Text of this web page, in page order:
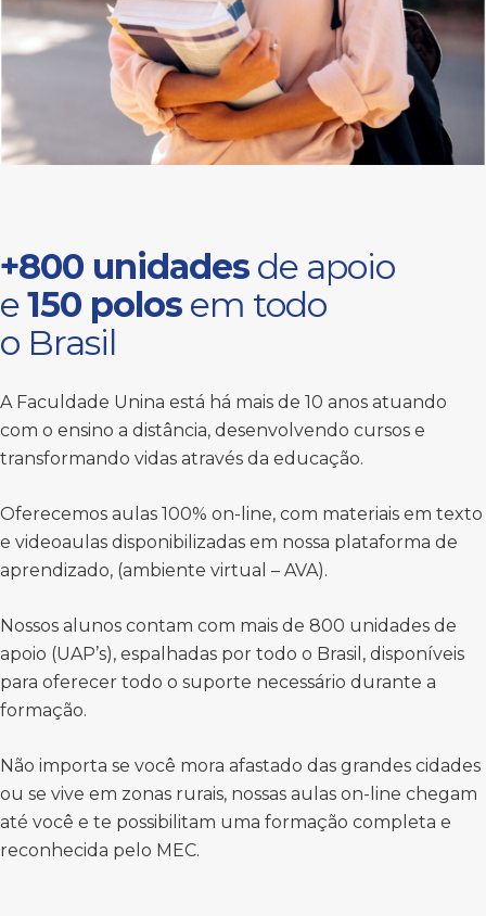
+800 unidades de apoio
e150 polos em todo
o Brasil
A Faculdade Unina está há mais de 10 anos atuando
com o ensino a distância, desenvolvendo cursos e
transformando vidas através da educação.
Oferecemos aulas 100% on-line, com materiais em texto
e videoaulas disponibilizadas em nossa plataforma de
aprendizado, (ambiente virtual – AVA).
Nossos alunos contam com mais de 800 unidades de
apoio (UAP’s), espalhadas por todo o Brasil, disponíveis
para oferecer todo o suporte necessário durante a
formação.
Não importa se você mora afastado das grandes cidades
ou se vive em zonas rurais, nossas aulas on-line chegam
até você e te possibilitam uma formação completa e
reconhecida pelo MEC.